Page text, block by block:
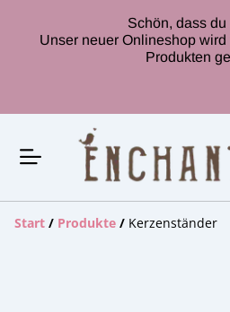
Schön, dass du
Unser neuer Onlineshop
Produkten
Start / Produkte / Kerzenständer